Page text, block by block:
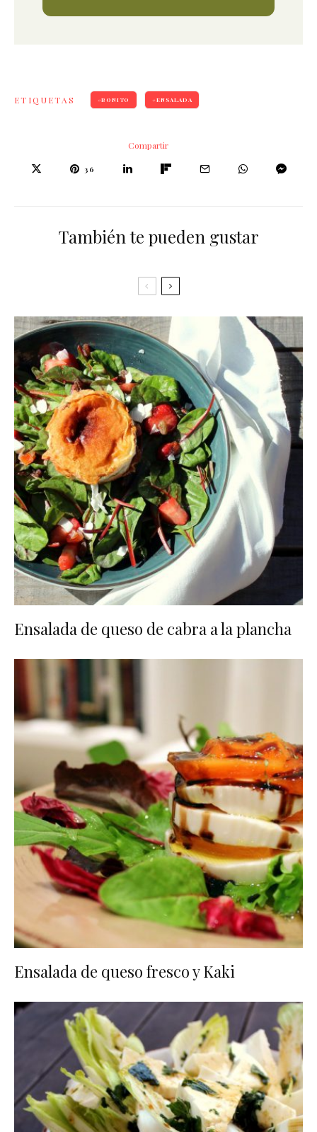
ETIQUETAS BONITO ENSALADA
Compartir
36
También te pueden gustar
Ensalada de queso de cabra a la plancha
Ensalada de queso fresco y Kaki